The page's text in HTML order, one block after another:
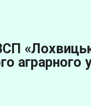
аграрного